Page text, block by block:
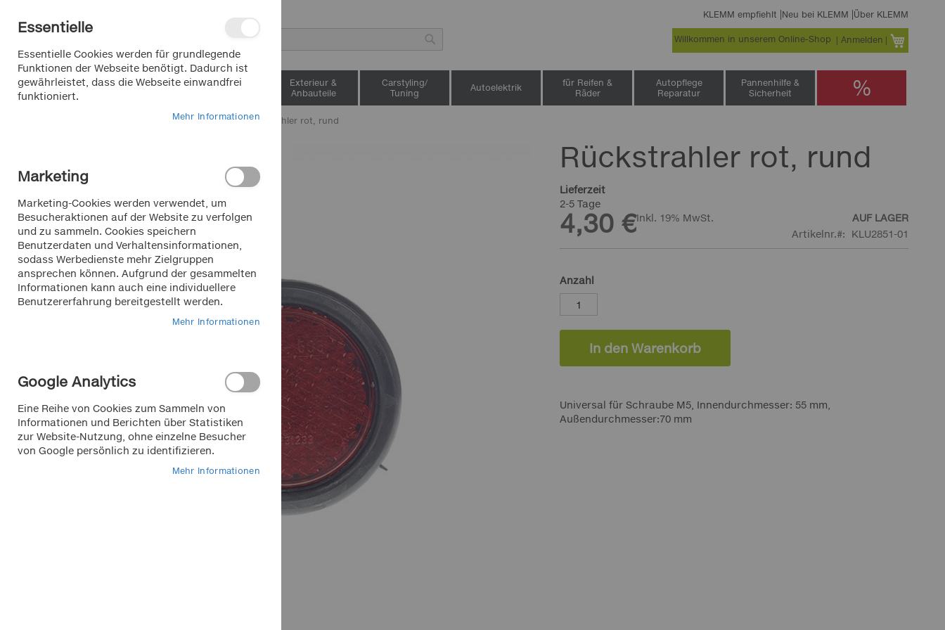
KLEMM empfiehlt Neu bei KLEMM Über KLEMM
Willkommen in unserem Online-Shop Anmelden
Suche
Interieur &
Exterieur &
Anbauteile
Carstyling/
Tuning
Autoelektrik
für Reifen &
Räder
Autopflege
Reparatur
Pannenhilfe &
Sicherheit
%
Home Rückstrahler rot, rund
Rückstrahler rot, rund
Lieferzeit
2-5 Tage
4,30 €Inkl. 19% MwSt.
AUF LAGER
Artikelnr.
KLU2851-01
Anzahl
In den Warenkorb
Universal für Schraube M5, Innendurchmesser: 55 mm,
Außendurchmesser:70 mm
der
springen
Essentielle
Essentielle Cookies werden für grundlegende
Funktionen der Webseite benötigt. Dadurch ist
gewährleistet, dass die Webseite einwandfrei
funktioniert.
Mehr Informationen
Marketing
Marketing-Cookies werden verwendet, um
Besucheraktionen auf der Website zu verfolgen
und zu sammeln. Cookies speichern
Benutzerdaten und Verhaltensinformationen,
sodass Werbedienste mehr Zielgruppen
ansprechen können. Aufgrund der gesammelten
Informationen kann auch eine individuellere
Benutzererfahrung bereitgestellt werden.
Mehr Informationen
Google Analytics
Eine Reihe von Cookies zum Sammeln von
Informationen und Berichten über Statistiken
zur Website-Nutzung, ohne einzelne Besucher
von Google persönlich zu identifizieren.
Mehr Informationen